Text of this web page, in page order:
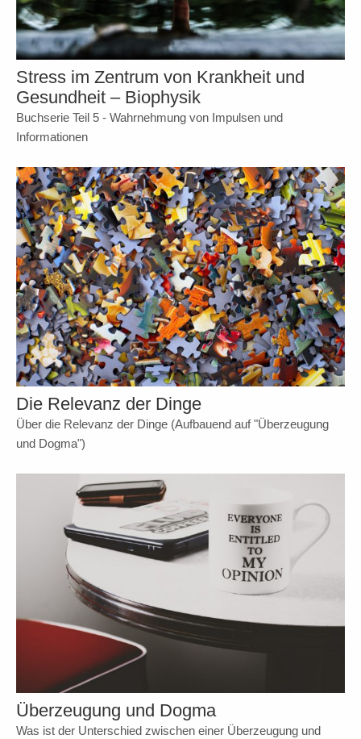
Stress im Zentrum von Krankheit und
Gesundheit – Biophysik
Buchserie Teil 5 - Wahrnehmung von Impulsen und
Informationen
Die Relevanz der Dinge
Über die Relevanz der Dinge (Aufbauend auf "Überzeugung
und Dogma")
Überzeugung und Dogma
Was ist der Unterschied zwischen einer Überzeugung und